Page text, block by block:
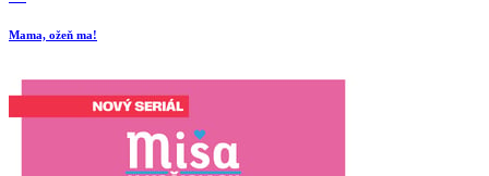
Mama, ožeň ma!